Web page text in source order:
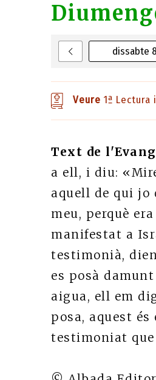
dissabte
Veure 1ª Lectura
Text de
a ell, i diu:
aquell de qui jo
meu, perquè
manifestat a
testimonià,
es posà
aigua, ell em
posa, aquest
testimoniat que